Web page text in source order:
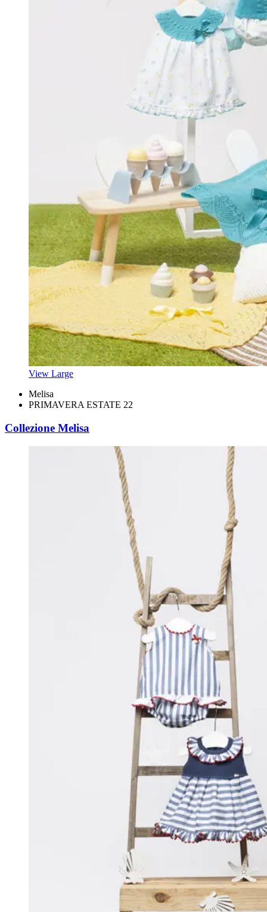
View Large
Melisa
PRIMAVERA ESTATE 22
Collezione Melisa